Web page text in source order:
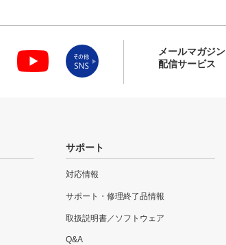
メールマガジン
配信サービス
サポート
対応情報
サポート・修理終了品情報
取扱説明書／ソフトウェア
Q&A